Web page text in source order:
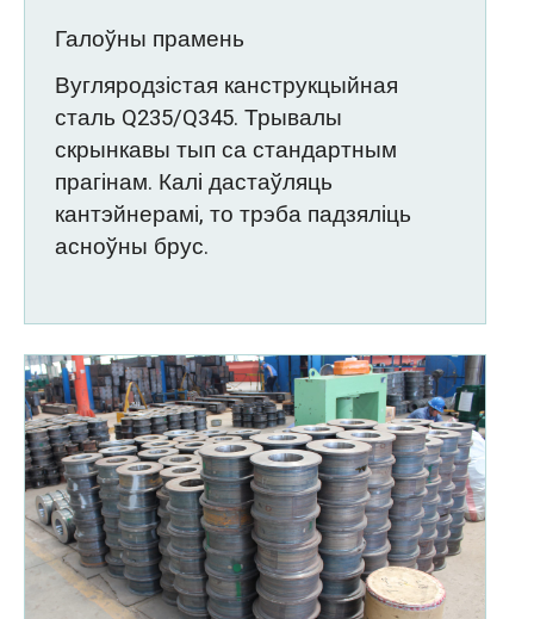
Галоўны прамень
Вугляродзістая канструкцыйная
сталь Q235/Q345. Трывалы
скрынкавы тып са стандартным
прагінам. Калі дастаўляць
кантэйнерамі, то трэба падзяліць
асноўны брус.